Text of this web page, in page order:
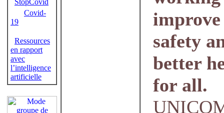
StopCovid
Covid-
19
Ressources
en rapport
avec
l’intelligence
artificielle
safety
better
for all.